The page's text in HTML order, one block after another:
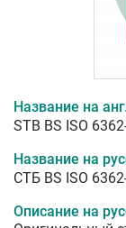
Название на
STB BS ISO
Название на
СТБ BS ISO
Описание на